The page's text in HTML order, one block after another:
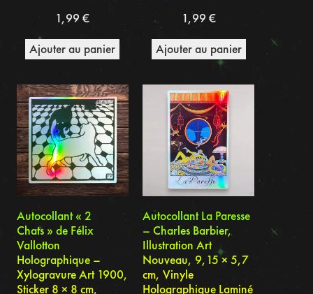
1,99€
Ajouter au panier
1,99 €
Ajouter au panier
Autocollant « 2
Chats » de Félix
Vallotton
Holographique –
Xylogravure Art 1900,
Sticker 8 × 8 cm,
Autocollant La Paresse
– Charles Barbier,
Illustration Art
Nouveau, 9,15 × 5,7
cm, Vinyle
Holographique Laminé